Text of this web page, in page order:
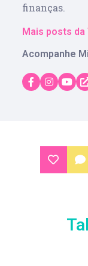
finanças.
Mais posts da
Acompanhe